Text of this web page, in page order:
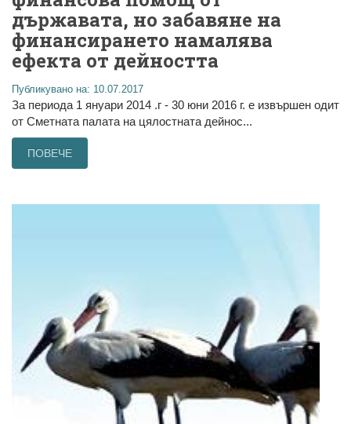
държавата, но забавяне на
финансирането намалява
ефекта от дейността
Публикувано на: 10.07.2017
За периода 1 януари 2014 .г - 30 юни 2016 г. е извършен одит
от Сметната палата на цялостната дейнос...
ПОВЕЧЕ